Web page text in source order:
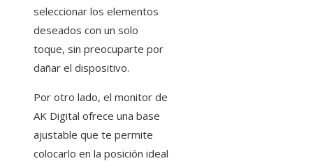
seleccionar los elementos
deseados con un solo
toque, sin preocuparte por
dañar el dispositivo.
Por otro lado, el monitor de
AK Digital ofrece una base
ajustable que te permite
colocarlo en la posición ideal